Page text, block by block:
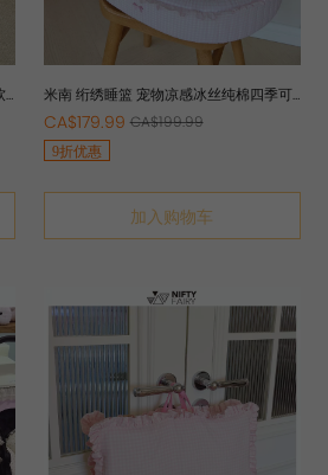
米南 绗绣睡篮 宠物凉感冰丝纯棉四季可
拆洗公主甜美狗窝猫窝
CA$179.99 CA$199.99
9折优惠
加入购物车